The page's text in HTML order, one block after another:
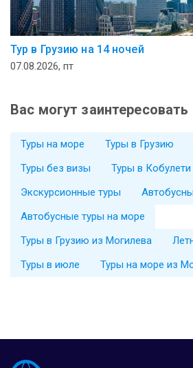
Тур в Грузию на 14 ночей
07.08.2026, пт
Вас могут заинтересовать
Туры на море Туры в Грузию
Туры без визы
Туры в Кобулети
Экскурсионные туры
Автобусные туры на море
Туры в Грузию из Могилева
Туры в июле
Туры на море из